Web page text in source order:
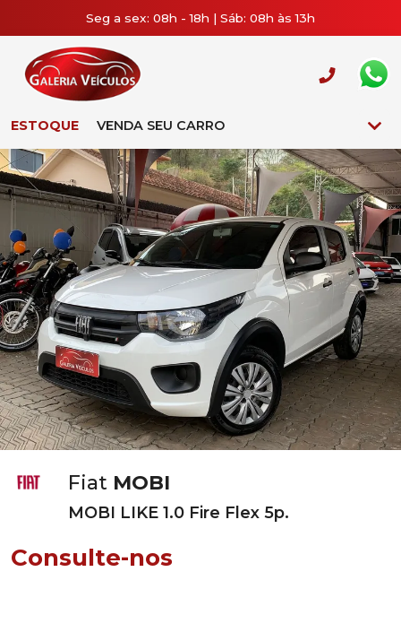
Seg a sex: 08h - 18h | Sáb: 08h às 13h
ESTOQUE VENDA SEU CARRO
Fiat MOBI
MOBI LIKE 1.0 Fire Flex 5p.
Consulte-nos